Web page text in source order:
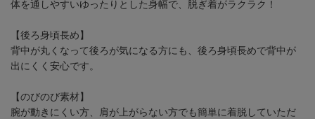
体を通しやすいゆったりとした身幅で、脱ぎ着がラクラク！
【後ろ身頃長め】
背中が丸くなって後ろが気になる方にも、後ろ身頃長めで背中が
出にくく安心です。
【のびのび素材】
腕が動きにくい方、肩が上がらない方でも簡単に着脱していただ